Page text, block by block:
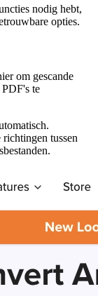
nodig hebt,
opties.
om gescande
te
tussen